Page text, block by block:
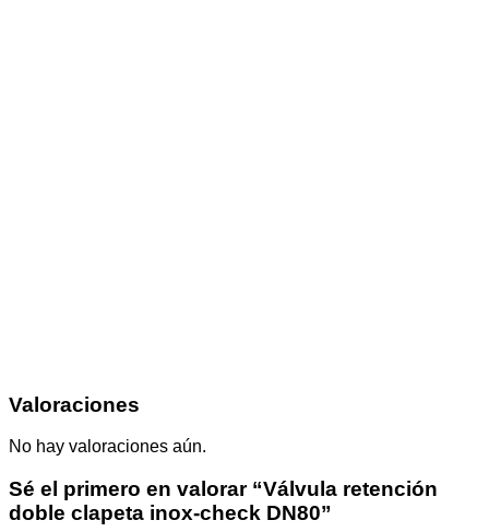
Valoraciones
No hay valoraciones aún.
Sé el primero en valorar “Válvula retención
doble clapeta inox-check DN80”